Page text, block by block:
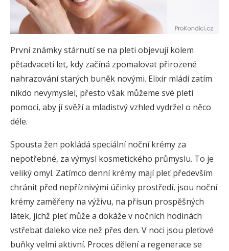
První známky stárnutí se na pleti objevují kolem
pětadvaceti let, kdy začíná zpomalovat přirozené
nahrazování starých buněk novými. Elixír mládí zatím
nikdo nevymyslel, přesto však můžeme své pleti
pomoci, aby jí svěží a mladistvý vzhled vydržel o něco
déle.
Spousta žen pokládá speciální noční krémy za
nepotřebné, za výmysl kosmetického průmyslu. To je
veliký omyl. Zatímco denní krémy mají pleť především
chránit před nepříznivými účinky prostředí, jsou noční
krémy zaměřeny na výživu, na přísun prospěšných
látek, jichž pleť může a dokáže v nočních hodinách
vstřebat daleko více než přes den. V noci jsou pleťové
buňky velmi aktivní. Proces dělení a regenerace se